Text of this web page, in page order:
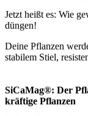
Jetzt heißt es: Wie
düngen!
Deine Pflanzen
stabilem Stiel,
SiCaMag®: Der
kräftige Pflanzen